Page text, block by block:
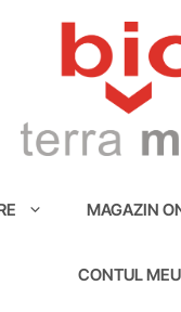
MAGAZIN
CONTUL MEU